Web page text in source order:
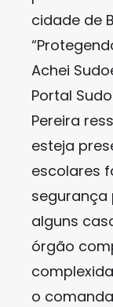
cidade de
Achei
Portal
Pereira
esteja
escolares
segurança
alguns
órgão
o